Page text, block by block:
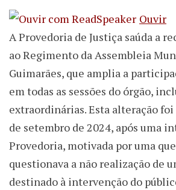
Ouvir
A Provedoria de Justiça saúda a
ao Regimento da Assembleia
Guimarães, que amplia a
em todas as sessões do órgão,
extraordinárias. Esta alteração foi
de setembro de 2024, após uma
Provedoria, motivada por uma
questionava a não realização de
destinado à intervenção do